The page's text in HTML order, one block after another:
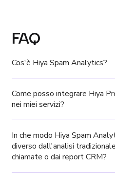
FAQ
Cos'è Hiya Spam Analytics?
Come posso integrare Hiya
nei miei servizi?
In che modo Hiya Spam
diverso dall'analisi
chiamate o dai report CRM?